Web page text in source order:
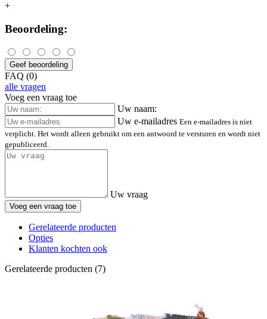
+
Beoordeling:
Geef beoordeling
FAQ (0)
alle vragen
Voeg een vraag toe
Uw naam:
Uw e-mailadres Een e-mailadres is niet
verplicht. Het wordt alleen gebruikt om een antwoord te versturen en wordt niet
gepubliceerd.
Uw vraag
Voeg een vraag toe
Gerelateerde producten
Opties
Klanten kochten ook
Gerelateerde producten (7)